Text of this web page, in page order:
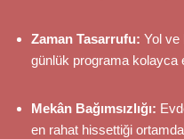
Zaman Tasarrufu: Yol ve
günlük programa kolayca
Mekân Bağımsızlığı:
en rahat hissettiği